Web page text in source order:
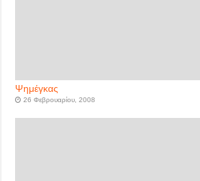
Ψημέγκας
26 Φεβρουαρίου, 2008